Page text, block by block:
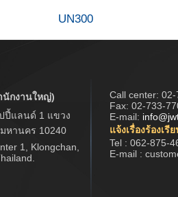
UN300
นักงานใหญ่)
แลนด์ 1 แขวง
หานคร 10240
1, Klongchan,
Call center: 02-
Fax: 02-733-
E-mail:
แจ้งเรื่องร้องเรี
Tel : 062-875-
E-mail :